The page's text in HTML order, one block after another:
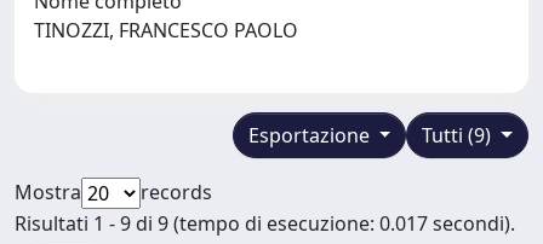
TINOZZI, FRANCESCO PAOLO
Tutti (9)
Esportazione
Mostra
records
Risultati 1 - 9 di 9 (tempo di esecuzione: 0.017 secondi).